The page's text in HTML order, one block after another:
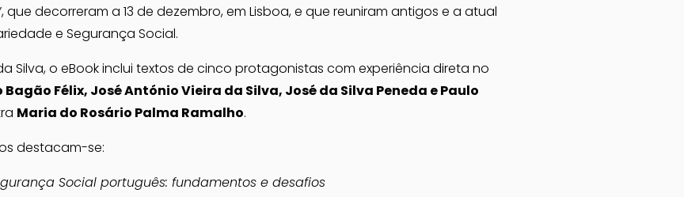
que decorreram a 13 de dezembro, em Lisboa, e que reuniram antigos e a atual
e Segurança Social.
Silva, o eBook inclui textos de cinco protagonistas com experiência direta no
Félix, José António Vieira da Silva, José da Silva Peneda e Paulo
Maria do Rosário Palma Ramalho.
destacam-se:
Social português: fundamentos e desafios